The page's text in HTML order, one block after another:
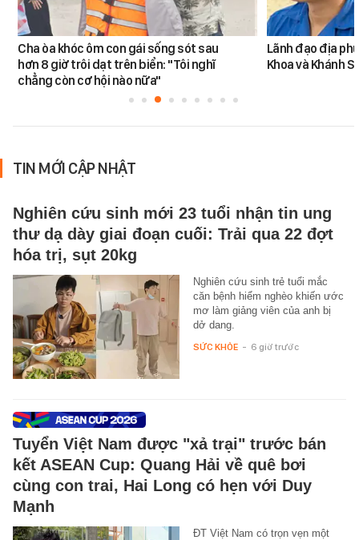
Cha òa khóc ôm con gái sống sót sau
hơn 8 giờ trôi dạt trên biển: "Tôi nghĩ
chẳng còn cơ hội nào nữa"
Lãnh đạo địa
Khoa và Khánh
TIN MỚI CẬP NHẬT
Nghiên cứu sinh mới 23 tuổi nhận tin ung
thư dạ dày giai đoạn cuối: Trải qua 22 đợt
hóa trị, sụt 20kg
Nghiên cứu sinh trẻ tuổi mắc
căn bệnh hiểm nghèo khiến ước
mơ làm giảng viên của anh bị
dở dang.
SỨC KHỎE - 6 giờ trước
Tuyển Việt Nam được "xả trại" trước bán
kết ASEAN Cup: Quang Hải về quê bơi
cùng con trai, Hai Long có hẹn với Duy
Mạnh
ĐT Việt Nam có trọn vẹn một